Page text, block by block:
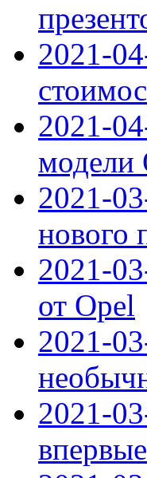
2021-
2021-
модели
2021-
нового
2021-
от Opel
2021-
2021-